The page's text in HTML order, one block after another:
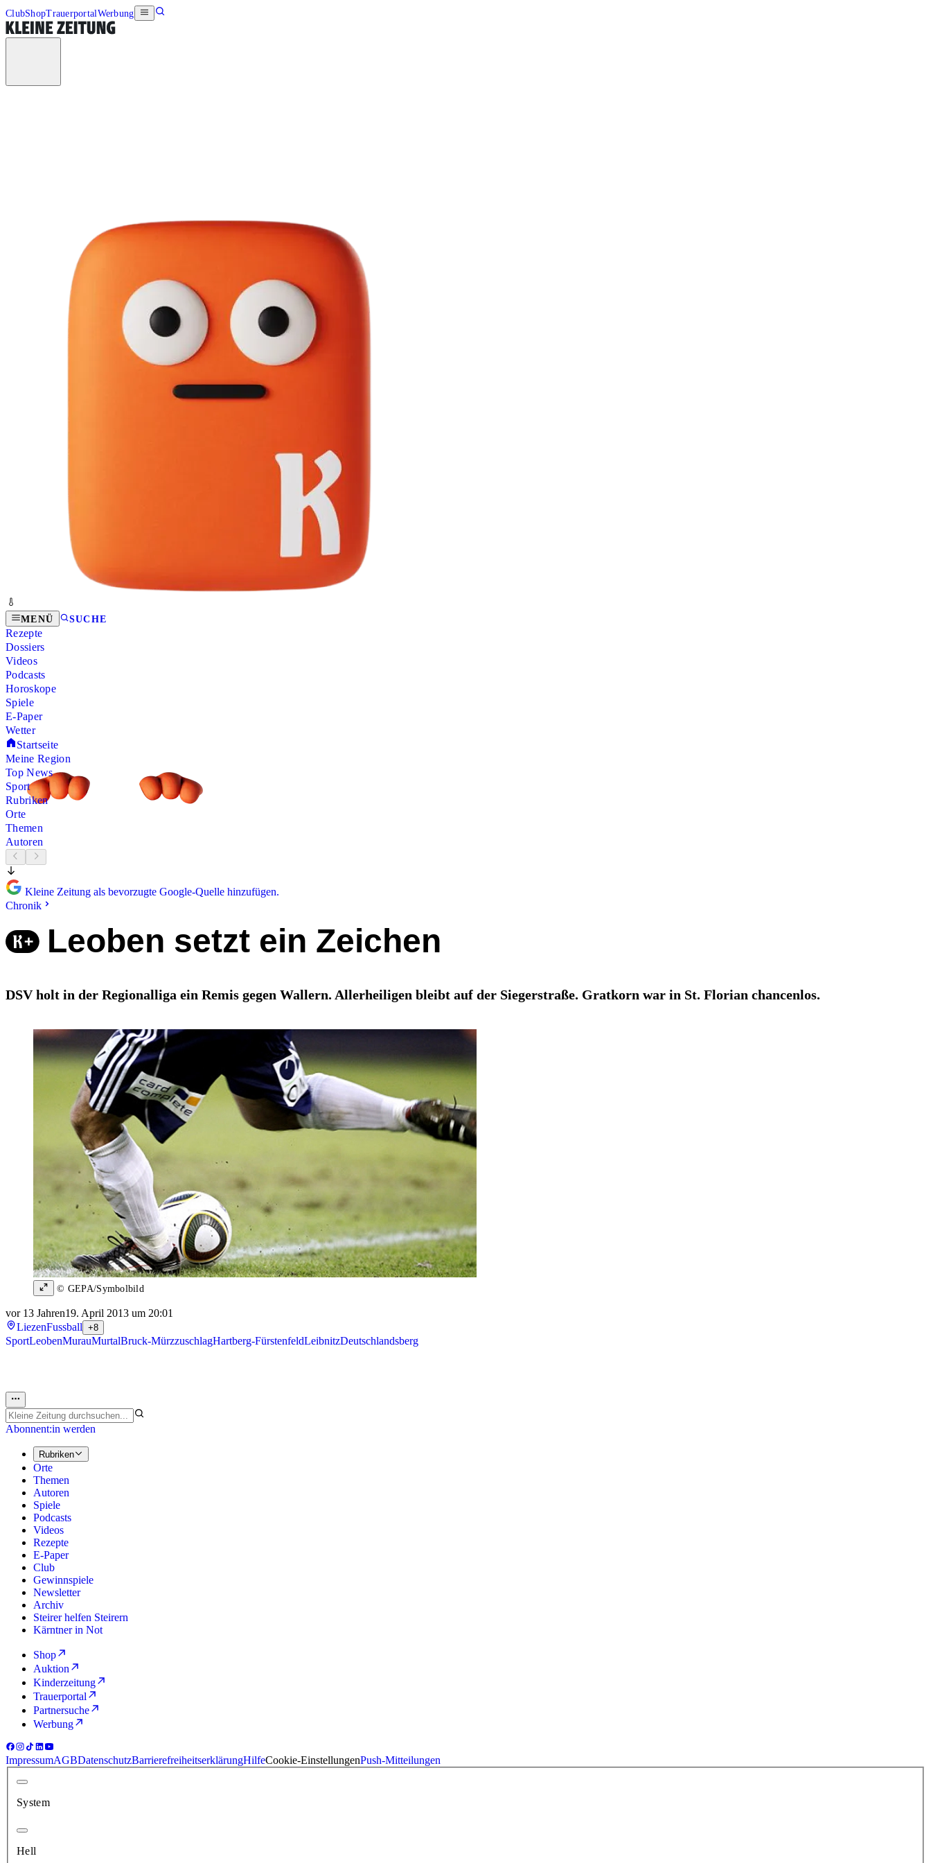
ClubShopTrauerportalWerbung
MENÜ SUCHE
Rezepte
Dossiers
Videos
Podcasts
Horoskope
Spiele
E-Paper
Wetter
Startseite
Meine Region
Top News
Sport
Rubriken
Orte
Themen
Autoren
Kleine Zeitung als bevorzugte Google-Quelle hinzufügen.
Chronik
Leoben setzt ein Zeichen
DSV holt in der Regionalliga ein Remis gegen Wallern. Allerheiligen bleibt auf der Siegerstraße. Gratkorn war in St. Florian chancenlos.
© GEPA/Symbolbild
vor 13 Jahren19. April 2013 um 20:01
LiezenFussball +8
SportLeobenMurauMurtalBruck-MürzzuschlagHartberg-FürstenfeldLeibnitzDeutschlandsberg
Abonnent:in werden
Rubriken
Orte
Themen
Autoren
Spiele
Podcasts
Videos
Rezepte
E-Paper
Club
Gewinnspiele
Newsletter
Archiv
Steirer helfen Steirern
Kärntner in Not
Shop
Auktion
Kinderzeitung
Trauerportal
Partnersuche
Werbung
ImpressumAGBDatenschutzBarrierefreiheitserklärungHilfeCookie-EinstellungenPush-Mitteilungen
System
Hell